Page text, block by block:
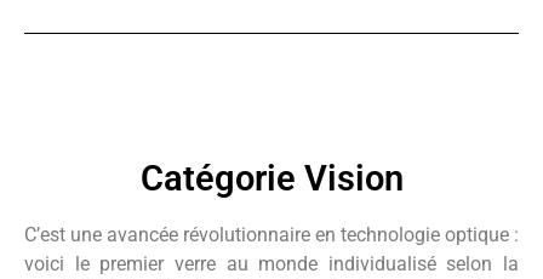
Catégorie Vision
C’est une avancée révolutionnaire en technologie optique :
voici le premier verre au monde individualisé selon la